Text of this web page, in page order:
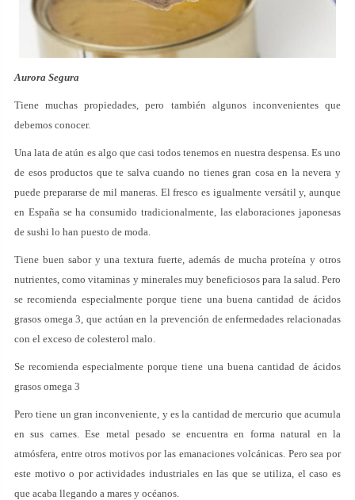
Aurora Segura
Tiene muchas propiedades, pero también algunos inconvenientes que
debemos conocer.
Una lata de atún es algo que casi todos tenemos en nuestra despensa. Es uno
de esos productos que te salva cuando no tienes gran cosa en la nevera y
puede prepararse de mil maneras. El fresco es igualmente versátil y, aunque
en España se ha consumido tradicionalmente, las elaboraciones japonesas
de sushi lo han puesto de moda.
Tiene buen sabor y una textura fuerte, además de mucha proteína y otros
nutrientes, como vitaminas y minerales muy beneficiosos para la salud. Pero
se recomienda especialmente porque tiene una buena cantidad de ácidos
grasos omega 3, que actúan en la prevención de enfermedades relacionadas
con el exceso de colesterol malo.
Se recomienda especialmente porque tiene una buena cantidad de ácidos
grasos omega 3
Pero tiene un gran inconveniente, y es la cantidad de mercurio que acumula
en sus carnes. Ese metal pesado se encuentra en forma natural en la
atmósfera, entre otros motivos por las emanaciones volcánicas. Pero sea por
este motivo o por actividades industriales en las que se utiliza, el caso es
que acaba llegando a mares y océanos.